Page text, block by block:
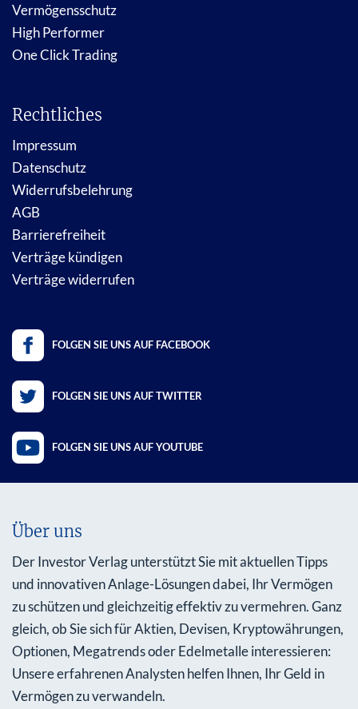
Vermögensschutz
High Performer
One Click Trading
Rechtliches
Impressum
Datenschutz
Widerrufsbelehrung
AGB
Barrierefreiheit
Verträge kündigen
Verträge widerrufen
FOLGEN SIE UNS AUF FACEBOOK
FOLGEN SIE UNS AUF TWITTER
FOLGEN SIE UNS AUF YOUTUBE
Über uns
Der Investor Verlag unterstützt Sie mit aktuellen Tipps
und innovativen Anlage-Lösungen dabei, Ihr Vermögen
zu schützen und gleichzeitig effektiv zu vermehren. Ganz
gleich, ob Sie sich für Aktien, Devisen, Kryptowährungen,
Optionen, Megatrends oder Edelmetalle interessieren:
Unsere erfahrenen Analysten helfen Ihnen, Ihr Geld in
Vermögen zu verwandeln.